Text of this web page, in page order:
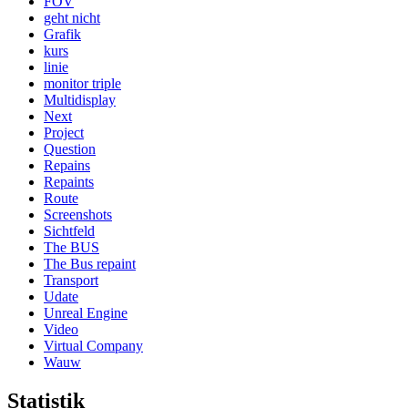
geht nicht
Grafik
kurs
linie
monitor triple
Multidisplay
Next
Project
Question
Repains
Repaints
Route
Screenshots
Sichtfeld
The BUS
The Bus repaint
Transport
Udate
Unreal Engine
Video
Virtual Company
Wauw
Statistik